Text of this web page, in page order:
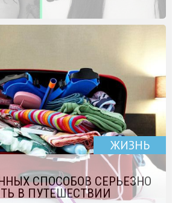
ЖИЗНЬ
СПОСОБОВ СЕРЬЕЗНО
В ПУТЕШЕСТВИИ